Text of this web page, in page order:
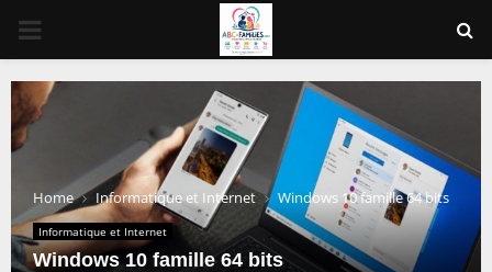
PRIMARY
MENU
Home Informatique et Internet Windows 10 famille 64 bits
Informatique et Internet
Windows 10 famille 64 bits